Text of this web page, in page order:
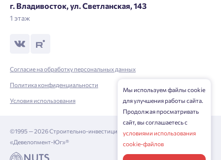
г. Владивосток, ул. Светланская, 143
1 этаж
Согласие на обработку персональных данных
Политика конфиденциальности
Условия использования
©1995 — 2026 Строительно-инвестиционная корпорация
«Девелопмент-Юг»®
Мы используем файлы cookie
для улучшения работы сайта.
Продолжая просматривать
сайт, вы соглашаетесь с
условиями использования
cookie-файлов